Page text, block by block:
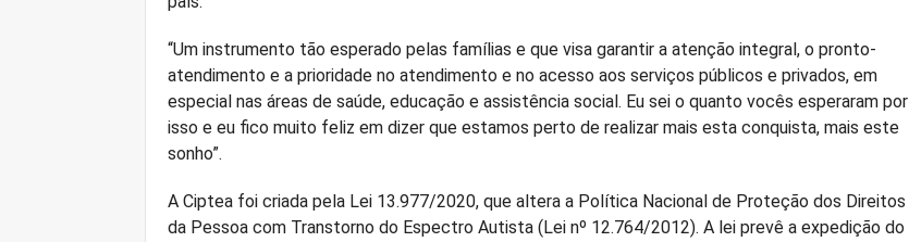
“Um instrumento tão esperado pelas famílias e que visa garantir a atenção integral, o pronto-
atendimento e a prioridade no atendimento e no acesso aos serviços públicos e privados, em
especial nas áreas de saúde, educação e assistência social. Eu sei o quanto vocês esperaram por
isso e eu fico muito feliz em dizer que estamos perto de realizar mais esta conquista, mais este
sonho”.
A Ciptea foi criada pela Lei 13.977/2020, que altera a Política Nacional de Proteção dos Direitos
da Pessoa com Transtorno do Espectro Autista (Lei nº 12.764/2012). A lei prevê a expedição do